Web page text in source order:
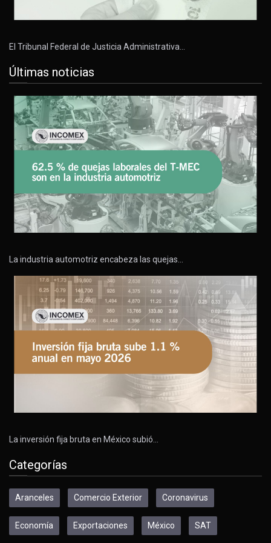
El Tribunal Federal de Justicia Administrativa…
Últimas noticias
La industria automotriz encabeza las quejas…
La inversión fija bruta en México subió…
Categorías
Aranceles Comercio Exterior Coronavirus
Economía Exportaciones México SAT